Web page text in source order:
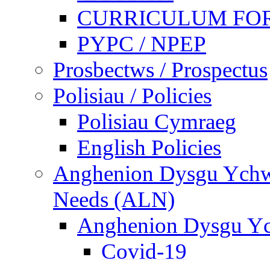
CURRICULUM
PYPC / NPEP
Prosbectws / Prospectus
Polisiau / Policies
Polisiau Cymraeg
English Policies
Anghenion Dysgu
Needs (ALN)
Anghenion Dysgu
Covid-19